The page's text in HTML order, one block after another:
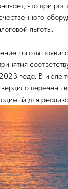
что при
льготы.
льготы
года. В июле
перечень
для